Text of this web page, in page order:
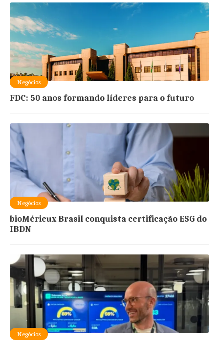
Negócios
FDC: 50 anos formando líderes para o futuro
Negócios
bioMérieux Brasil conquista certificação ESG do
IBDN
Negócios